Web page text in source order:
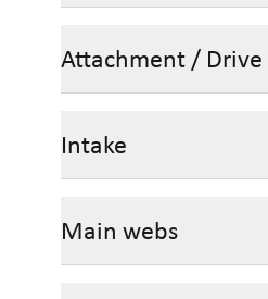
Attachment / Drive
Intake
Main webs